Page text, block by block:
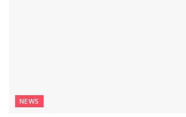
NEWS